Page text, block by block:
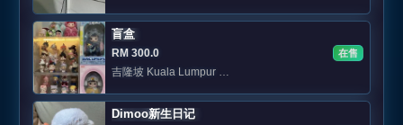
盲盒
RM 300.0
在售
吉隆坡 Kuala Lumpur 📍KL 可面交
Dimoo新生日记